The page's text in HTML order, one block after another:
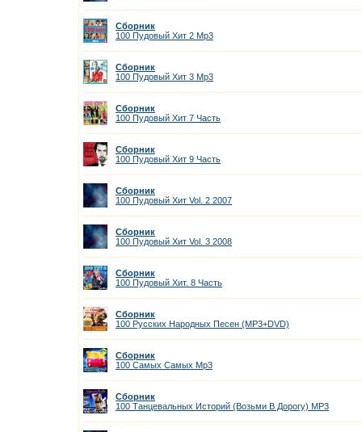
Сборник
100 Пудовый Хит 2 Mp3
Сборник
100 Пудовый Хит 3 Мр3
Сборник
100 Пудовый Хит 7 Часть
Сборник
100 Пудовый Хит 9 Часть
Сборник
100 Пудовый Хит Vol. 2 2007
Сборник
100 Пудовый Хит Vol. 3 2008
Сборник
100 Пудовый Хит. 8 Часть
Сборник
100 Русских Народных Песен (МР3+DVD)
Сборник
100 Самых Самых Мр3
Сборник
100 Танцевальных Историй (Возьми В Дорогу) MP3